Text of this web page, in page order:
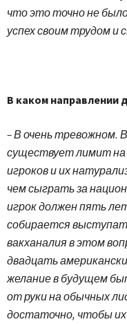
что это точно не
успех своим трудом и
В каком направлении
– В очень тревожном.
существует лимит на
игроков и их
чем сыграть за
игрок должен пять
собирается
вакханалия в этом
двадцать
желание в будущем
от руки на обычных
достаточно, чтобы их